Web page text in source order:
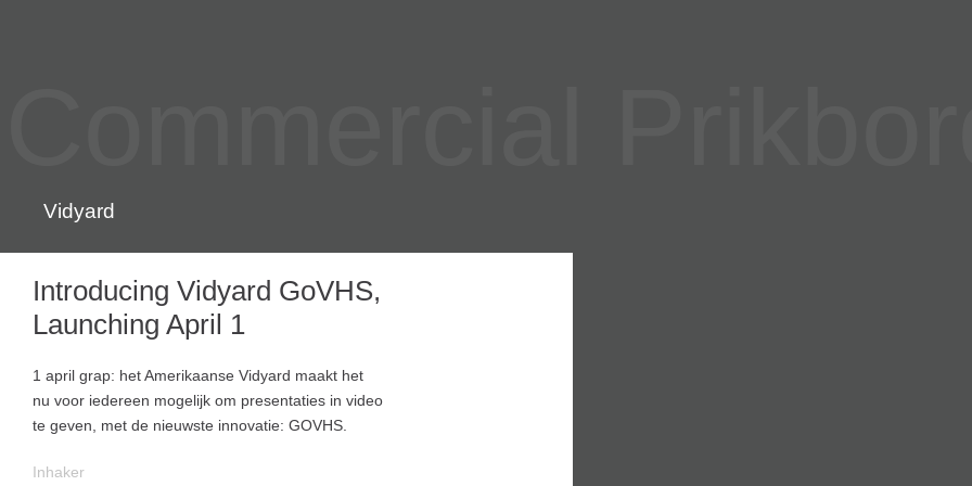
Vidyard
Introducing Vidyard GoVHS,
Launching April 1
1 april grap: het Amerikaanse Vidyard maakt het
nu voor iedereen mogelijk om presentaties in video
te geven, met de nieuwste innovatie: GOVHS.
Inhaker